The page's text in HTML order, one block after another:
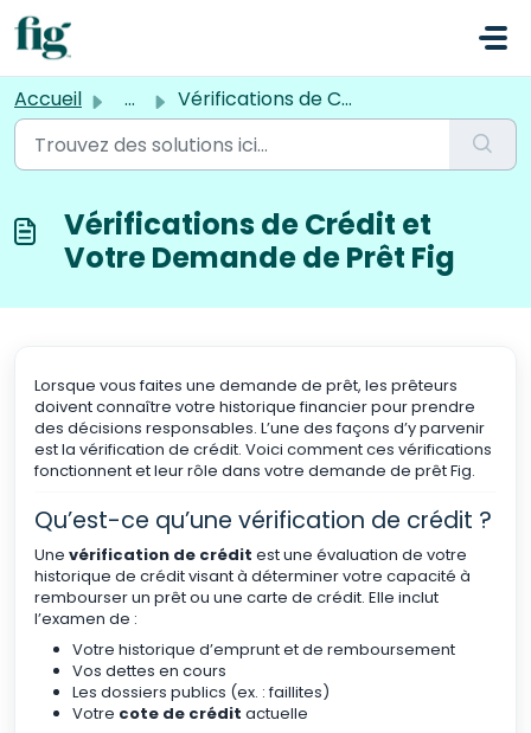
Passer au contenu principal
Accueil ... Vérifications de Crédit et Votre Demande de Prêt Fig
Vérifications de Crédit et
Votre Demande de Prêt Fig
Lorsque vous faites une demande de prêt, les prêteurs
doivent connaître votre historique financier pour prendre
des décisions responsables. L’une des façons d’y parvenir
est la vérification de crédit. Voici comment ces vérifications
fonctionnent et leur rôle dans votre demande de prêt Fig.
Qu’est-ce qu’une vérification de crédit ?
Une vérification de crédit est une évaluation de votre
historique de crédit visant à déterminer votre capacité à
rembourser un prêt ou une carte de crédit. Elle inclut
l’examen de :
Votre historique d’emprunt et de remboursement
Vos dettes en cours
Les dossiers publics (ex. : faillites)
Votre cote de crédit actuelle